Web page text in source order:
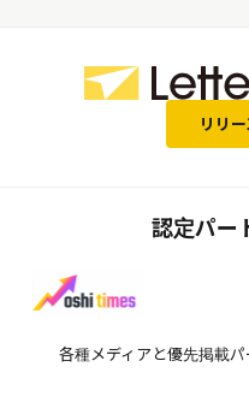
リリ
認定パー
各種メディアと優先掲載